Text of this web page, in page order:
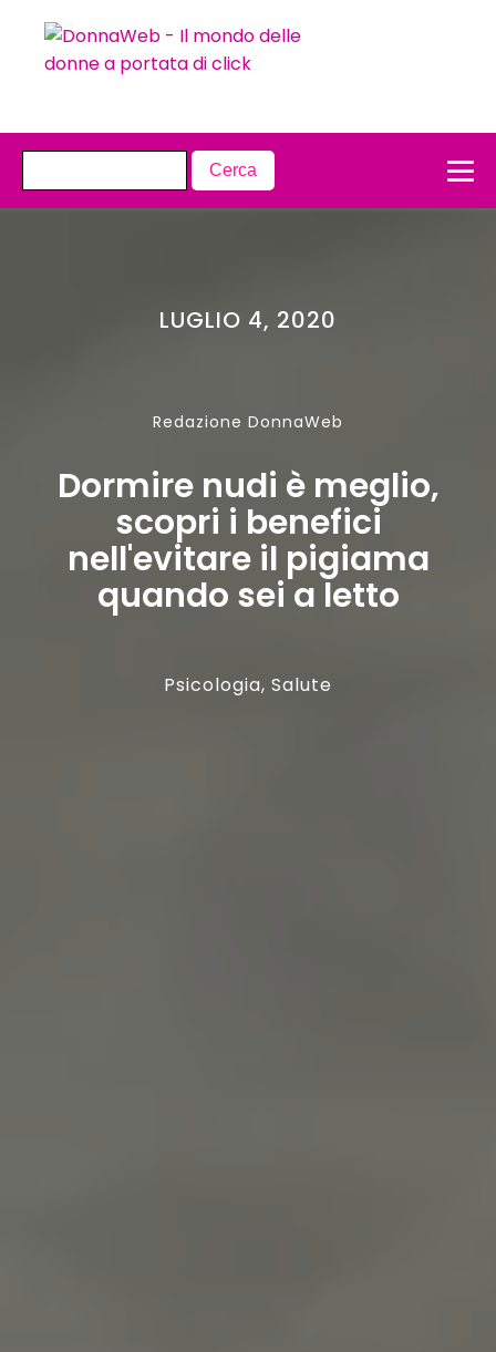
LUGLIO 4, 2020
Redazione DonnaWeb
Dormire nudi è meglio,
scopri i benefici
nell'evitare il pigiama
quando sei a letto
Psicologia, Salute